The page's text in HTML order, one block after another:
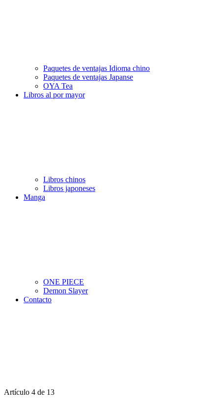
Paquetes de ventajas Idioma chino
Paquetes de ventajas Japanse
OYA Tea
Libros al por mayor
Libros chinos
Libros japoneses
Manga
ONE PIECE
Demon Slayer
Contacto
Artículo 4 de 13